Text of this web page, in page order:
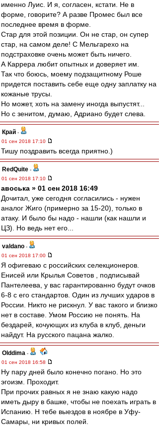
именно Луис. И я, согласен, кстати. Не в
форме, говорите? А разве Промес был все
последнее время в форме.
Стар для этой позиции. Он не стар, он супер
стар, на самом деле! С Мельгарехо на
подстраховке очень может быть ничего.
А Каррера любит опытных и доверяет им.
Так что боюсь, моему подзащитному Роше
придется поставить себе еще одну заплатку на
кожаные трусы.
Но может, хоть на замену иногда выпустят...
Но с зенитом, думаю, Адриано будет слева.
Край -
01 сен 2018 17:10
Тишу поздравить всегда приятно.)
RedQuite -
01 сен 2018 17:10
авоська » 01 сен 2018 16:49
Дочитал, уже сегодня согласились - нужен
аналог Жиго (примерно за 15-20), только в
атаку. И было бы надо - нашли (как нашли и
ЦЗ). Но ведь нет его...
valdano -
01 сен 2018 17:00
Я офигеваю с российских селекционеров.
Енисей или Крылья Советов , подписывай
Пантелеева, у вас гарантированно будут очков
6-8 с его стандартов. Один из лучших ударов в
России. Никто не рискнул. У вас такого и близко
нет в составе. Умом Россию не понять. На
бездарей, кочующих из клуба в клуб, деньги
найдут. На русского пацана жалко.
Olddima -
01 сен 2018 16:58
Ну пару дней было конечно погано. Но это
эгоизм. Проходит.
При прочих равных я не знаю какую надо
иметь дыру в башке, чтобы не поехать играть в
Испанию. Н тебе выездов в ноябре в Уфу-
Самары, ни кривых полей.